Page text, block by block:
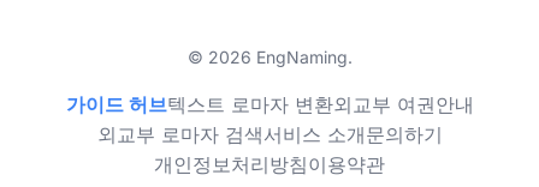
© 2026 EngNaming.
가이드 허브텍스트 로마자 변환외교부 여권안내
외교부 로마자 검색서비스 소개문의하기
개인정보처리방침이용약관